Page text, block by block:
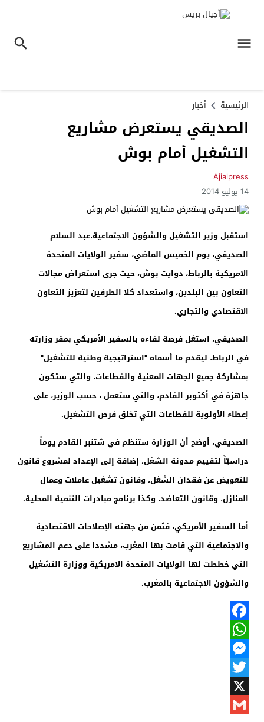
الرئيسية أخبار
الصديقي يستعرض مشاريع
التشغيل أمام بوش
Ajialpress
14 يوليو 2014
استقبل وزير التشغيل والشؤون الاجتماعية،عبد السلام
الصديقي، يوم الخميس الماضي، سفير الولايات المتحدة
الامريكية بالرباط، دوايت بوش، حيث جرى استعراض مجالات
التعاون بين البلدين، واستعداد كلا الطرفين لتعزيز التعاون
الاقتصادي والتجاري.
الصديقي، استغل فرصة لقاءه بالسفير الأمريكي بمقر وزارته
في الرباط، ليقدم ما أسماه "استراتيجية وطنية للتشغيل"
بمشاركة جميع الجهات المعنية والقطاعات، والتي ستكون
جاهزة في أكتوبر القادم، والتي ستعمل ، حسب الوزير، على
إعطاء الأولوية للقطاعات التي تخلق فرص التشغيل.
الصديقي، أوضح أن الوزارة ستنظم في شتنبر القادم يوماً
دراسيّاً لتقييم مدونة الشغل، إضافة إلى الإعداد لمشروع قانون
للتعويض عن فقدان الشغل، وقانون تشغيل عاملات وعمال
المنازل، وقانون التعاضد، وكذا برنامج مبادرات التنمية المحلية.
أما السفير الأمريكي، فثمن من جهته الإصلاحات الاقتصادية
والاجتماعية التي قامت بها المغرب، مشددا على دعم المشاريع
التي خططت لها الولايات المتحدة الامريكية ووزارة التشغيل
والشؤون الاجتماعية بالمغرب.
Facebook
WhatsApp
Messenger
Twitter
X